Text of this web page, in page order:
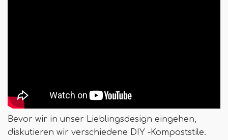
Bevor wir in unser Lieblingsdesign eingehen,
diskutieren wir verschiedene DIY -Kompoststile.